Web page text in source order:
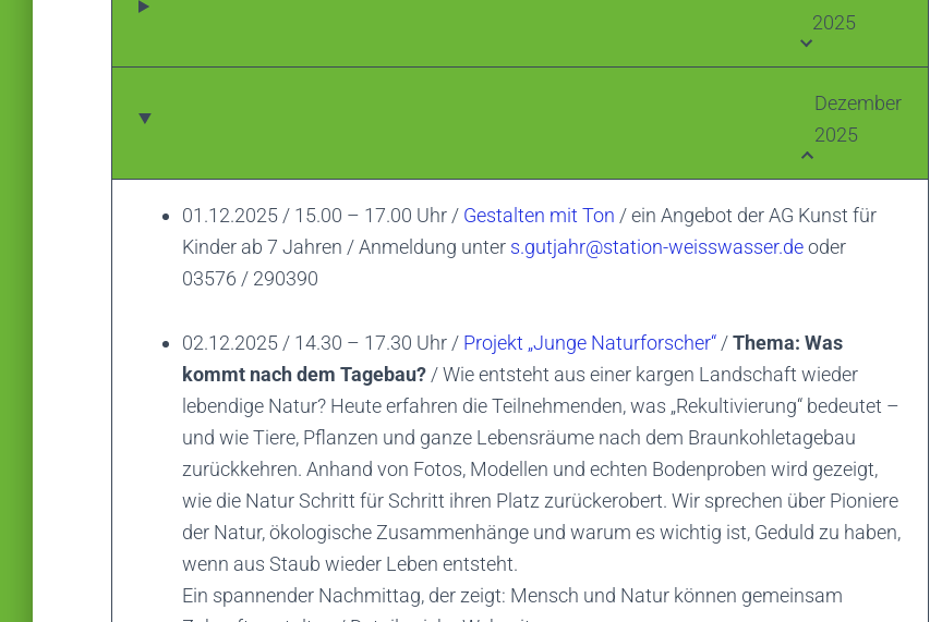
2025
Dezember
2025
01.12.2025 / 15.00 – 17.00 Uhr / Gestalten mit Ton / ein Angebot der AG Kunst für
Kinder ab 7 Jahren / Anmeldung unter s.gutjahr@station-weisswasser.deoder
03576 / 290390
02.12.2025 / 14.30 – 17.30 Uhr / Projekt „Junge Naturforscher“ /Thema: Was
kommt nach dem Tagebau? / Wie entsteht aus einer kargen Landschaft wieder
lebendige Natur? Heute erfahren die Teilnehmenden, was „Rekultivierung“ bedeutet –
und wie Tiere, Pflanzen und ganze Lebensräume nach dem Braunkohletagebau
zurückkehren. Anhand von Fotos, Modellen und echten Bodenproben wird gezeigt,
wie die Natur Schritt für Schritt ihren Platz zurückerobert. Wir sprechen über Pioniere
der Natur, ökologische Zusammenhänge und warum es wichtig ist, Geduld zu haben,
wenn aus Staub wieder Leben entsteht.
Ein spannender Nachmittag, der zeigt: Mensch und Natur können gemeinsam